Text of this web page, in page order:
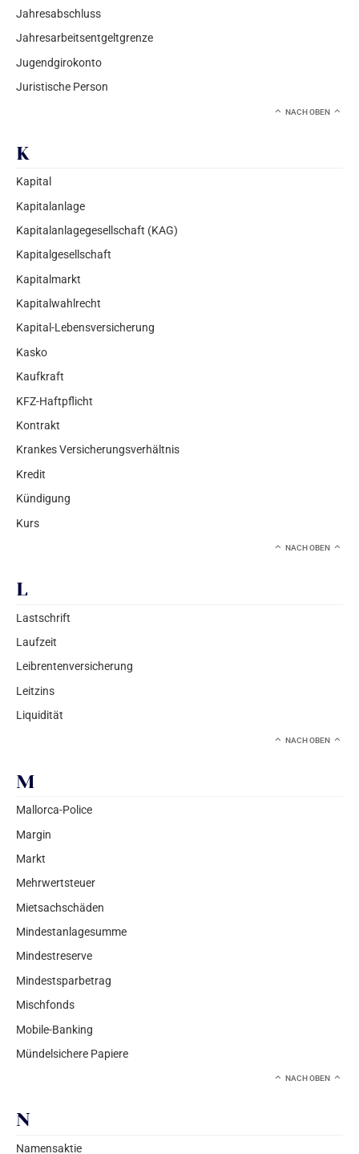
Jahresabschluss
Jahresarbeitsentgeltgrenze
Jugendgirokonto
Juristische Person
NACH OBEN
K
Kapital
Kapitalanlage
Kapitalanlagegesellschaft (KAG)
Kapitalgesellschaft
Kapitalmarkt
Kapitalwahlrecht
Kapital-Lebensversicherung
Kasko
Kaufkraft
KFZ-Haftpflicht
Kontrakt
Krankes Versicherungsverhältnis
Kredit
Kündigung
Kurs
NACH OBEN
L
Lastschrift
Laufzeit
Leibrentenversicherung
Leitzins
Liquidität
NACH OBEN
M
Mallorca-Police
Margin
Markt
Mehrwertsteuer
Mietsachschäden
Mindestanlagesumme
Mindestreserve
Mindestsparbetrag
Mischfonds
Mobile-Banking
Mündelsichere Papiere
NACH OBEN
N
Namensaktie